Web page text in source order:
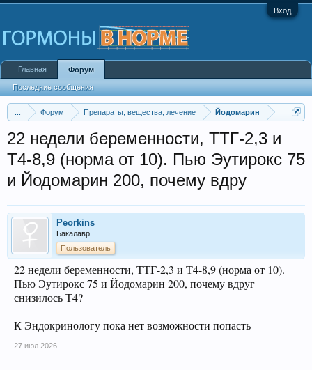
Вход
Форум Препараты, вещества, лечение Йодомарин
22 недели беременности, ТТГ-2,3 и
Т4-8,9 (норма от 10). Пью Эутирокс 75
и Йодомарин 200, почему вдру
Peorkins
Бакалавр
Пользователь
22 недели беременности, ТТГ-2,3 и Т4-8,9 (норма от 10).
Пью Эутирокс 75 и Йодомарин 200, почему вдруг
снизилось Т4?
К Эндокринологу пока нет возможности попасть
27 июл 2026
Главная Форум
Последние сообщения